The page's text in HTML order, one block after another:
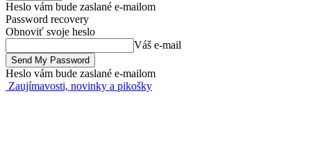
Heslo vám bude zaslané e-mailom
Password recovery
Obnoviť svoje heslo
Váš e-mail
Heslo vám bude zaslané e-mailom
Zaujímavosti, novinky a pikošky